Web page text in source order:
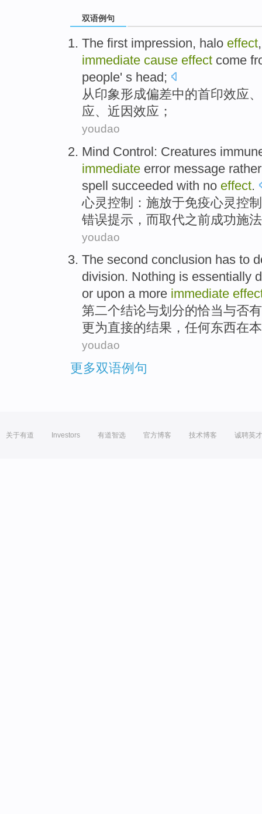
双语例句
The first impression, halo effect
immediate cause effect come
people' s head;
从印象形成偏差中的首印效应、
应、近因效应；
youdao
Mind Control: Creatures
immediate error message rather
spell succeeded with no effect.
心灵控制 ： 施放于免疫心灵控
错误提示 ， 而取代之前成功施法
youdao
The second conclusion has to
division. Nothing is essentially
or upon a more immediate
第二个结论与划分的恰当与否
更为直接的结果 ， 任何东西在
youdao
更多双语例句
关于有道 Investors 有道智选 官方博客 技术博客 诚聘英才